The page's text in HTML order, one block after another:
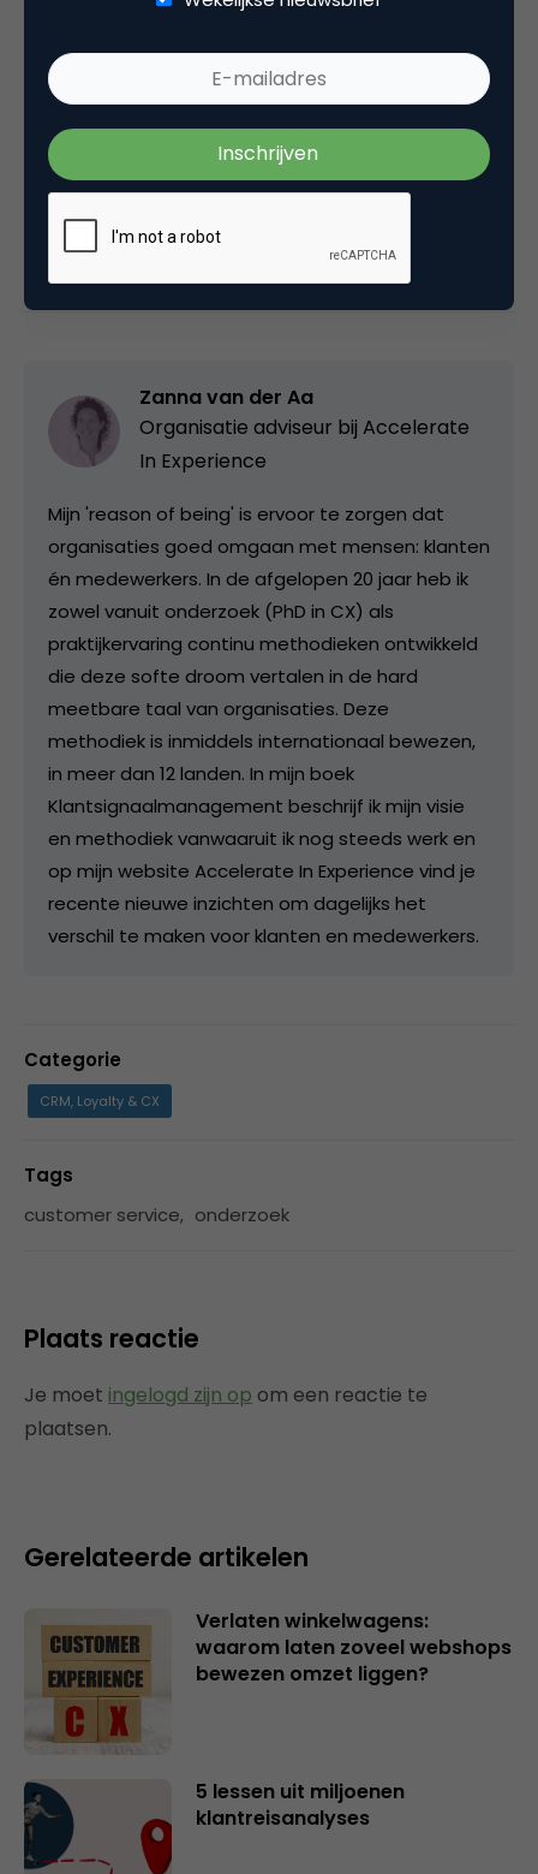
welke verbeteracties voor jouw organisatie het
meeste resultaat hebben.
Deel dit artikel
Kopieer link
Zanna van der Aa
Organisatie adviseur bij Accelerate
In Experience
Mijn 'reason of being' is ervoor te zorgen dat
organisaties goed omgaan met mensen: klanten
én medewerkers. In de afgelopen 20 jaar heb ik
zowel vanuit onderzoek (PhD in CX) als
praktijkervaring continu methodieken ontwikkeld
die deze softe droom vertalen in de hard
meetbare taal van organisaties. Deze
methodiek is inmiddels internationaal bewezen,
in meer dan 12 landen. In mijn boek
Klantsignaalmanagement beschrijf ik mijn visie
en methodiek vanwaaruit ik nog steeds werk en
op mijn website Accelerate In Experience vind je
recente nieuwe inzichten om dagelijks het
verschil te maken voor klanten en medewerkers.
Categorie
CRM, Loyalty & CX
Tags
customer service, onderzoek
Plaats reactie
Je moet ingelogd zijn op om een reactie te
plaatsen.
Gerelateerde artikelen
Verlaten winkelwagens:
waarom laten zoveel webshops
bewezen omzet liggen?
5 lessen uit miljoenen
klantreisanalyses